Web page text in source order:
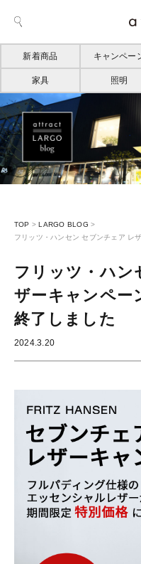
新着商品 キャンペー
家具 照明
TOP > LARGO BLOG >
フリッツ・ハンセン セブンチェア レ
フリッツ・ハン
ザーキャンペ
終了しました
2024.3.20